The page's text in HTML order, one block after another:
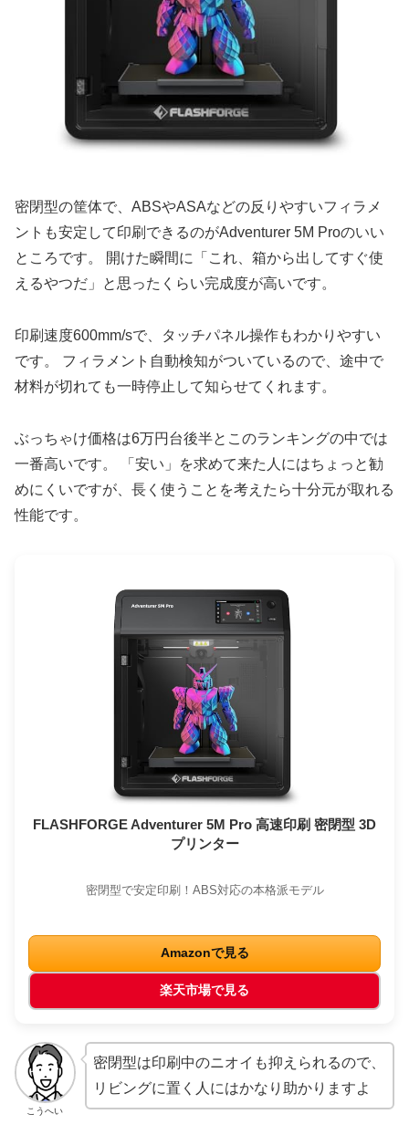
密閉型の筐体で、ABSやASAなどの反りやすいフィラメ
ントも安定して印刷できるのがAdventurer 5M Proのいい
ところです。 開けた瞬間に「これ、箱から出してすぐ使
えるやつだ」と思ったくらい完成度が高いです。
印刷速度600mm/sで、タッチパネル操作もわかりやすい
です。 フィラメント自動検知がついているので、途中で
材料が切れても一時停止して知らせてくれます。
ぶっちゃけ価格は6万円台後半とこのランキングの中では
一番高いです。 「安い」を求めて来た人にはちょっと勧
めにくいですが、長く使うことを考えたら十分元が取れる
性能です。
FLASHFORGE Adventurer 5M Pro 高速印刷 密閉型 3D
プリンター
密閉型で安定印刷！ABS対応の本格派モデル
Amazonで見る
楽天市場で見る
こうへい
密閉型は印刷中のニオイも抑えられるので、
リビングに置く人にはかなり助かりますよ